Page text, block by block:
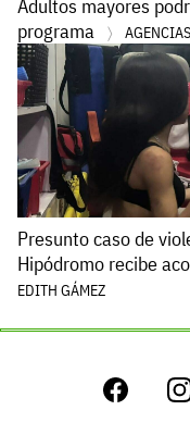
Adultos mayores
programa
AGENCIAS
Presunto caso de
Hipódromo recibe
EDITH GÁMEZ